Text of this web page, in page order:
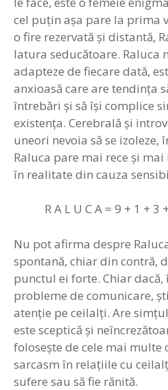
cel puţin aşa pare la prima
o fire rezervată şi distantă,
latura seducătoare. Raluca
adapteze de fiecare dată,
anxioasă care are tendinţa
întrebări şi să îşi complice
existenţa. Cerebrală şi
uneori nevoia să se izoleze,
Raluca pare mai rece şi
în realitate din cauza
R A L U C A = 9 + 1 + 3
Nu pot afirma despre
spontană, chiar din contră,
punctul ei forte. Chiar dacă,
probleme de comunicare,
atenţie pe ceilalţi. Are
este sceptică şi
foloseşte de cele mai multe
sarcasm în relaţiile cu
sufere sau să fie rănită.